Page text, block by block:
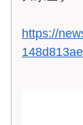
https://